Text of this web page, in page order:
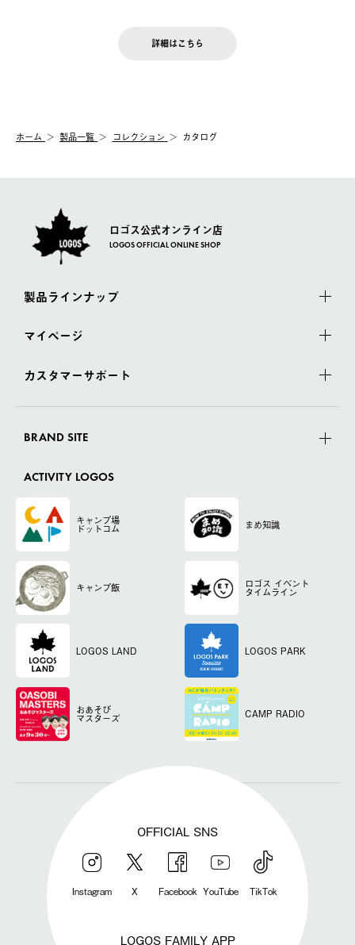
【配送業者】
佐川急便にて配送されます。
お客様都合の返品にかかる送料は、お客様ご負担とさせていただ
む）は受け付けておりません。
一度お手元の商品を返品いただき、ご希望商品を再注文してくだ
LOGOS FAMILY会員の方は、会員マイページ内 購入履歴画面に
詳細はこちら
ホーム 製品一覧 コレクション カタログ
ロゴス公式オンライン店
LOGOS OFFICIAL ONLINE SHOP
製品ラインナップ
マイページ
カスタマーサポート
BRAND SITE
ACTIVITY LOGOS
キャンプ場
ドットコム まめ知識
キャンプ飯 ロゴス イベント
タイムライン
LOGOS LAND LOGOS PARK
おあそび
マスターズ CAMP RADIO
OFFICIAL SNS
Instagram X Facebook YouTube TikTok
LOGOS FAMILY APP